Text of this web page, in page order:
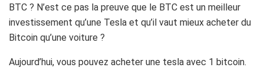
BTC ? N’est ce pas la preuve que le BTC est un meilleur
investissement qu’une Tesla et qu’il vaut mieux acheter du
Bitcoin qu’une voiture ?
Aujourd’hui, vous pouvez acheter une tesla avec 1 bitcoin.